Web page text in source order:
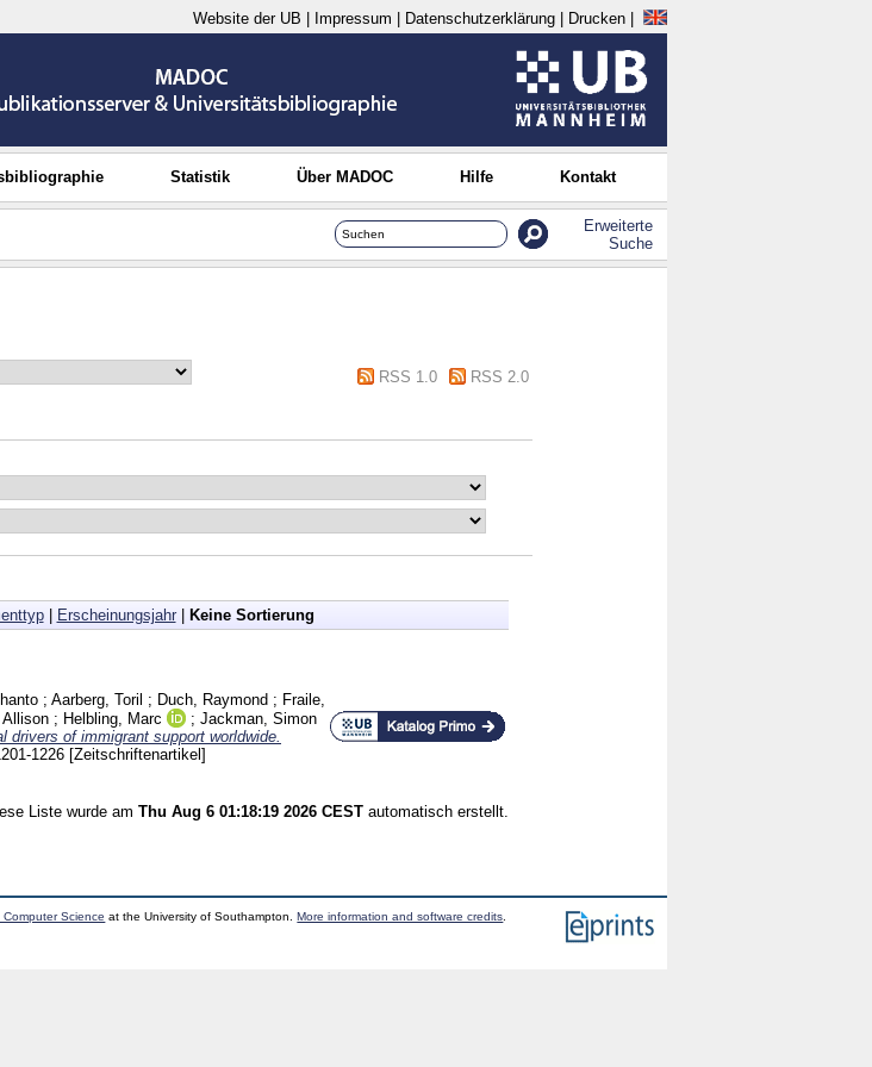
Website der UB Impressum Datenschutzerklärung Drucken
Statistik Über MADOC Hilfe Kontakt
Erweiterte
Suche
RSS 1.0
RSS 2.0
| Erscheinungsjahr| Keine Sortierung
; Aarberg, Toril ; Duch, Raymond ; Fraile,
Allison ; Helbling, Marc ; Jackman, Simon
drivers of immigrant support worldwide.
1226 [Zeitschriftenartikel]
Liste wurde am Thu Aug 6 01:18:19 2026 CEST automatisch erstellt.
Science at the University of Southampton.More information and software credits